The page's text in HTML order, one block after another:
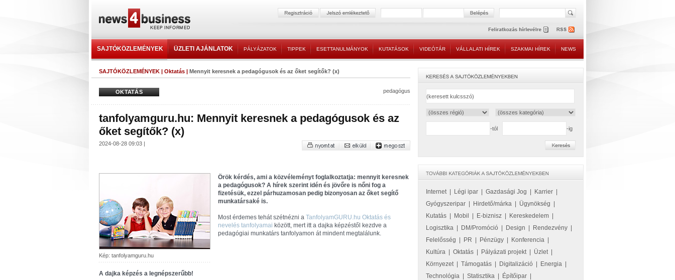
SAJTÓKÖZLEMÉNYEK ÜZLETI AJÁNLATOK PÁLYÁZATOK TIPPEK ESETTANULMÁNYOK KUTATÁSOK VIDEÓTÁR VÁLLALATI HÍREK SZAKMAI HÍREK NEWS
SAJTÓKÖZLEMÉNYEK | Oktatás | Mennyit keresnek a pedagógusok és az őket segítők? (x)
OKTATÁS pedagógus
tanfolyamguru.hu: Mennyit keresnek a pedagógusok és az
őket segítők? (x)
2024-08-28 09:03 |
Kép: tanfolyamguru.hu
Örök kérdés, ami a közvéleményt foglalkoztatja: mennyit keresnek
a pedagógusok? A hírek szerint idén és jövőre is nőni fog a
fizetésük, ezzel párhuzamosan pedig bizonyosan az őket segítő
munkatársaké is.
Most érdemes tehát szétnézni a TanfolyamGURU.hu Oktatás és
nevelés tanfolyamai között, mert itt a dajka képzéstől kezdve a
pedagógiai munkatárs tanfolyamon át mindent megtalálunk.
A dajka képzés a legnépszerűbb!
-tól -ig
Internet| Légi ipar Gazdasági Jog Karrier
Gyógyszeripar
Hirdető/márka Ügynökség
Kutatás
Mobil E-biznisz Kereskedelem
Logisztika
DM/Promóció Design Rendezvény
Felelősség
PR Pénzügy Konferencia
Kultúra
Oktatás Pályázati projekt| Üzlet|
Környezet| Támogatás Digitalizáció Energia
Technológia
Statisztika Építőipar